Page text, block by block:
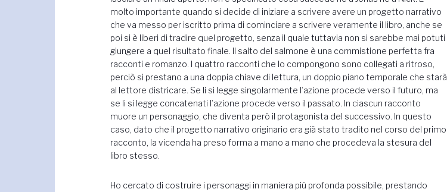
molto importante quando si decide di iniziare a scrivere avere un progetto narrativo
che va messo per iscritto prima di cominciare a scrivere veramente il libro, anche se
poi si è liberi di tradire quel progetto, senza il quale tuttavia non si sarebbe mai potuti
giungere a quel risultato finale. Il salto del salmone è una commistione perfetta fra
racconti e romanzo. I quattro racconti che lo compongono sono collegati a ritroso,
perciò si prestano a una doppia chiave di lettura, un doppio piano temporale che starà
al lettore districare. Se li si legge singolarmente l’azione procede verso il futuro, ma
se li si legge concatenati l’azione procede verso il passato. In ciascun racconto
muore un personaggio, che diventa però il protagonista del successivo. In questo
caso, dato che il progetto narrativo originario era già stato tradito nel corso del primo
racconto, la vicenda ha preso forma a mano a mano che procedeva la stesura del
libro stesso.
Ho cercato di costruire i personaggi in maniera più profonda possibile, prestando